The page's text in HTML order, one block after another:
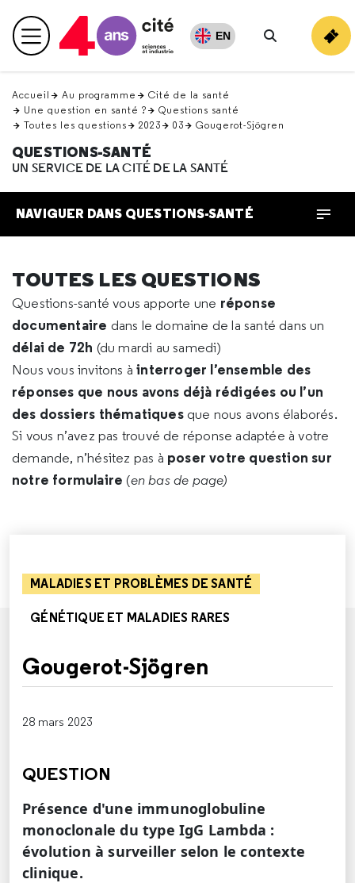
en
haut Menu principal EN
Rechercher
Accueil Au programme
Cité de la santé
Une question en santé ?
Questions santé
Toutes les questions
2023 03 Gougerot-Sjögren
QUESTIONS-SANTÉ
UN SERVICE DE LA CITÉ DE LA SANTÉ
NAVIGUER DANS QUESTIONS-SANTÉ
TOUTES LES QUESTIONS
Questions-santé vous apporte une réponse
documentaire dans le domaine de la santé dans un
délai de 72h (du mardi au samedi)
Nous vous invitons àinterroger l’ensemble des
réponses que nous avons déjà rédigées ou l’un
des dossiers thématiques que nous avons élaborés.
Si vous n’avez pas trouvé de réponse adaptée à votre
demande, n’hésitez pas à poser votre question sur
notre formulaire (en bas de page)
MALADIES ET PROBLÈMES DE SANTÉ
GÉNÉTIQUE ET MALADIES RARES
Gougerot-Sjögren
28 mars 2023
QUESTION
Présence d'une immunoglobuline
monoclonale du type IgG Lambda :
évolution à surveiller selon le contexte
clinique.